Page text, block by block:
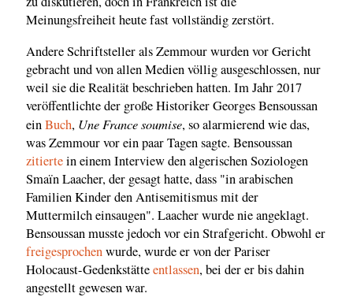
Meinungsfreiheit heute fast vollständig zerstört.
Andere Schriftsteller als Zemmour wurden vor Gericht
gebracht und von allen Medien völlig ausgeschlossen, nur
weil sie die Realität beschrieben hatten. Im Jahr 2017
veröffentlichte der große Historiker Georges Bensoussan
einBuch, Une France soumise, so alarmierend wie das,
was Zemmour vor ein paar Tagen sagte. Bensoussan
zitiertein einem Interview den algerischen Soziologen
Smaïn Laacher, der gesagt hatte, dass "in arabischen
Familien Kinder den Antisemitismus mit der
Muttermilch einsaugen". Laacher wurde nie angeklagt.
Bensoussan musste jedoch vor ein Strafgericht. Obwohl er
freigesprochenwurde, wurde er von der Pariser
Holocaust-Gedenkstätteentlassen, bei der er bis dahin
angestellt gewesen war.